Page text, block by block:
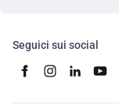
Seguici sui social